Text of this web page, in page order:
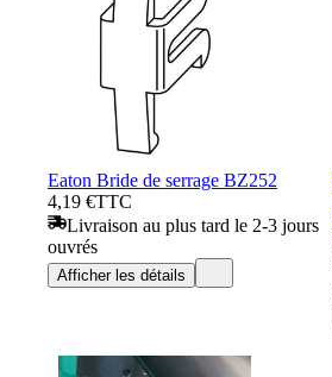
Eaton Bride de serrage BZ252
4,19 €TTC
Livraison au plus tard le 2-3 jours
ouvrés
Afficher les détails